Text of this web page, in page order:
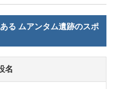
る ムアンタム遺跡のスポ
名